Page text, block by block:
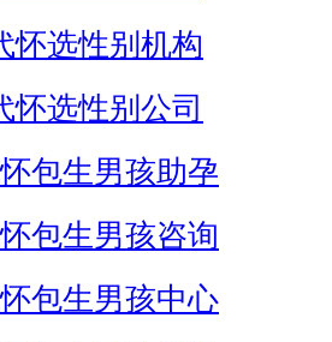
怀选性别机构
怀选性别公司
包生男孩助孕
包生男孩咨询
包生男孩中心